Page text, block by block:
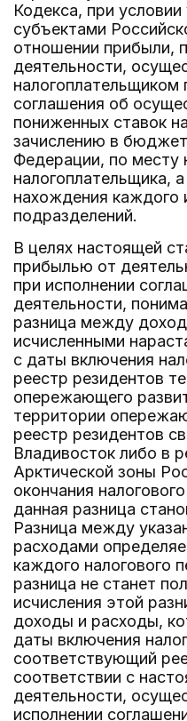
Кодекса, при условии
субъектами
отношении прибыли,
деятельности,
налогоплательщиком
соглашения об
пониженных ставок
зачислению в
Федерации, по месту
налогоплательщика,
нахождения каждого
подразделений.
В целях настоящей
прибылью от
при исполнении
деятельности,
разница между
исчисленными
с даты включения
реестр резидентов
опережающего
территории
реестр резидентов
Владивосток либо в
Арктической зоны
окончания
данная разница
Разница между
расходами
каждого налогового
разница не станет
исчисления этой
доходы и расходы,
даты включения
соответствующий
соответствии с
деятельности,
исполнении